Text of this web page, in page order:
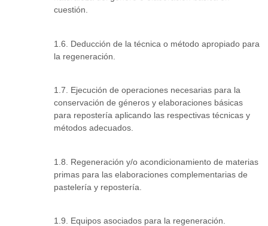
cuestión.
1.6. Deducción de la técnica o método apropiado para
la regeneración.
1.7. Ejecución de operaciones necesarias para la
conservación de géneros y elaboraciones básicas
para repostería aplicando las respectivas técnicas y
métodos adecuados.
1.8. Regeneración y/o acondicionamiento de materias
primas para las elaboraciones complementarias de
pastelería y repostería.
1.9. Equipos asociados para la regeneración.